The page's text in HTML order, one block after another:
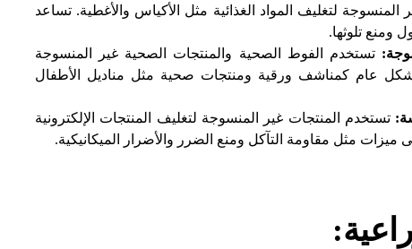
المنسوجة لتغليف المواد الغذائية مثل الأكياس والأغطية. تساعد
ومنع تلوثها.
تستخدم الفوط الصحية والمنتجات الصحية غير المنسوجة
بشكل عام كمناشف ورقية ومنتجات صحية مثل مناديل الأطفال
تستخدم المنتجات غير المنسوجة لتغليف المنتجات الإلكترونية
مثل مقاومة التآكل ومنع الضرر والأضرار الميكانيكية.